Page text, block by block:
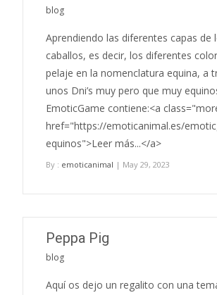
blog
Aprendiendo las diferentes capas de
caballos, es decir, los diferentes
pelaje en la nomenclatura equina, a
unos Dni’s muy pero que muy
EmoticGame contiene:<a
href="https://emoticanimal.es/
equinos">Leer más...</a>
By : emoticanimal | May 29, 2023
Peppa Pig
blog
Aquí os dejo un regalito con una